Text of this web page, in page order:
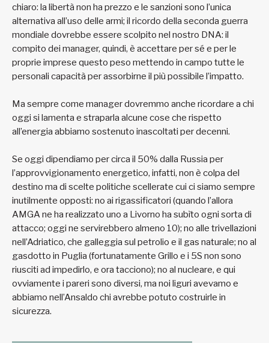
chiaro: la libertà non ha prezzo e le sanzioni sono l’unica
alternativa all’uso delle armi; il ricordo della seconda guerra
mondiale dovrebbe essere scolpito nel nostro DNA: il
compito dei manager, quindi, è accettare per sé e per le
proprie imprese questo peso mettendo in campo tutte le
personali capacità per assorbirne il più possibile l’impatto.
Ma sempre come manager dovremmo anche ricordare a chi
oggi si lamenta e straparla alcune cose che rispetto
all’energia abbiamo sostenuto inascoltati per decenni.
Se oggi dipendiamo per circa il 50% dalla Russia per
l’approvvigionamento energetico, infatti, non è colpa del
destino ma di scelte politiche scellerate cui ci siamo sempre
inutilmente opposti: no ai rigassificatori (quando l’allora
AMGA ne ha realizzato uno a Livorno ha subìto ogni sorta di
attacco; oggi ne servirebbero almeno 10); no alle trivellazioni
nell’Adriatico, che galleggia sul petrolio e il gas naturale; no al
gasdotto in Puglia (fortunatamente Grillo e i 5S non sono
riusciti ad impedirlo, e ora tacciono); no al nucleare, e qui
ovviamente i pareri sono diversi, ma noi liguri avevamo e
abbiamo nell’Ansaldo chi avrebbe potuto costruirle in
sicurezza.